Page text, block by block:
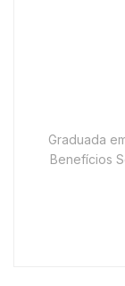
Graduada
Benefícios